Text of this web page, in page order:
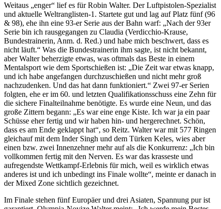
Weitaus „enger“ lief es für Robin Walter. Der Luftpistolen-Spezialist
und aktuelle Weltranglisten-1. Startete gut und lag auf Platz fünf (96
& 98), ehe ihn eine 93-er Serie aus der Bahn warf: „Nach der 93er
Serie bin ich rausgegangen zu Claudia (Verdicchio-Krause,
Bundestrainerin, Anm. d. Red.) und habe mich beschwert, dass es
nicht läuft.“ Was die Bundestrainerin ihm sagte, ist nicht bekannt,
aber Walter beherzigte etwas, was oftmals das Beste in einem
Mentalsport wie dem Sportschießen ist: „Die Zeit war etwas knapp,
und ich habe angefangen durchzuschießen und nicht mehr groß
nachzudenken. Und das hat dann funktioniert.“ Zwei 97-er Serien
folgten, ehe er im 60. und letzten Qualifikationsschuss eine Zehn für
die sichere Finalteilnahme benötigte. Es wurde eine Neun, und das
große Zittern begann: „Es war eine enge Kiste. Ich war ja ein paar
Schüsse eher fertig und wir haben hin- und hergerechnet. Schön,
dass es am Ende geklappt hat“, so Reitz. Walter war mit 577 Ringen
gleichauf mit dem Inder Singh und dem Türken Keles, wies aber
einen bzw. zwei Innenzehner mehr auf als die Konkurrenz: „Ich bin
vollkommen fertig mit den Nerven. Es war das krasseste und
aufregendste Wettkampf-Erlebnis für mich, weil es wirklich etwas
anderes ist und ich unbedingt ins Finale wollte“, meinte er danach in
der Mixed Zone sichtlich gezeichnet.
Im Finale stehen fünf Europäer und drei Asiaten, Spannung pur ist